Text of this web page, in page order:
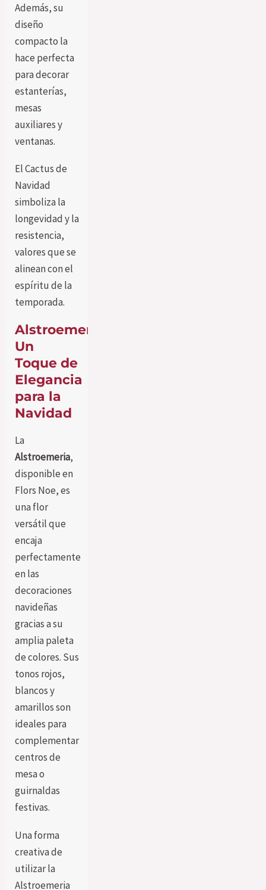
Además, su
diseño
compacto la
hace perfecta
para decorar
estanterías,
mesas
auxiliares y
ventanas.
El Cactus de
Navidad
simboliza la
longevidad y la
resistencia,
valores que se
alinean con el
espíritu de la
temporada.
Alstroemeria:
Un
Toque de
Elegancia
para la
Navidad
La
Alstroemeria,
disponible en
Flors Noe, es
una flor
versátil que
encaja
perfectamente
en las
decoraciones
navideñas
gracias a su
amplia paleta
de colores. Sus
tonos rojos,
blancos y
amarillos son
ideales para
complementar
centros de
mesa o
guirnaldas
festivas.
Una forma
creativa de
utilizar la
Alstroemeria